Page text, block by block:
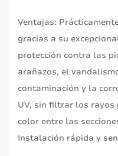
Ventajas:
gracias a su
protección contra las
arañazos, el
contaminación y la
UV, sin filtrar los
color entre las
Instalación rápida y